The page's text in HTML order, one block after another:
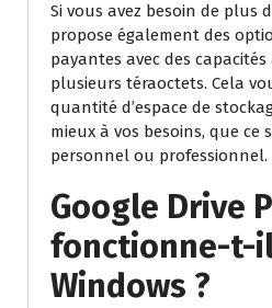
Si vous avez besoin de plus
propose également des
payantes avec des
plusieurs téraoctets. Cela
quantité d’espace de
mieux à vos besoins, que
personnel ou professionnel.
Google Drive
fonctionne-t-
Windows ?